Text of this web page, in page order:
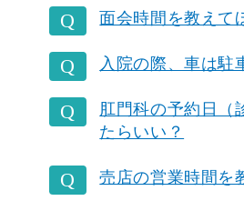
面会時間を教えて
入院の際、車は駐
肛門科の予約日（
たらいい？
売店の営業時間を